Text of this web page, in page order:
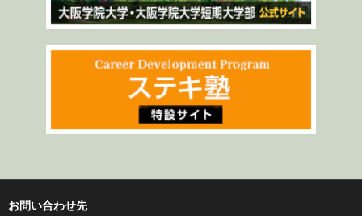
お問い合わせ先